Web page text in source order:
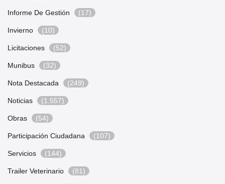
Informe De Gestión (17)
Invierno (10)
Licitaciones (52)
Munibus (32)
Nota Destacada (249)
Noticias (1.557)
Obras (54)
Participación Ciudadana (107)
Servicios (144)
Trailer Veterinario (81)